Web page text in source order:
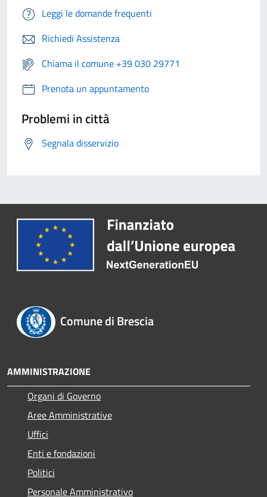
Leggi le domande frequenti
Richiedi Assistenza
Chiama il comune +39 030 29771
Prenota un appuntamento
Problemi in città
Segnala disservizio
Comune di Brescia
AMMINISTRAZIONE
Organi di Governo
Aree Amministrative
Uffici
Enti e fondazioni
Politici
Personale Amministrativo